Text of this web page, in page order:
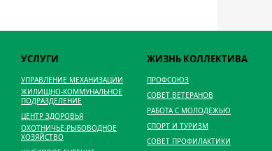
УСЛУГИ
УПРАВЛЕНИЕ МЕХАНИЗАЦИИ
ЖИЛИЩНО-КОММУНАЛЬНОЕ
ПОДРАЗДЕЛЕНИЕ
ЦЕНТР ЗДОРОВЬЯ
ОХОТНИЧЬЕ-РЫБОВОДНОЕ
ХОЗЯЙСТВО
ЖИЗНЬ КОЛЛЕКТИВА
ПРОФСОЮЗ
СОВЕТ ВЕТЕРАНОВ
РАБОТА С МОЛОДЕЖЬЮ
СПОРТ И ТУРИЗМ
СОВЕТ ПРОФИЛАКТИКИ